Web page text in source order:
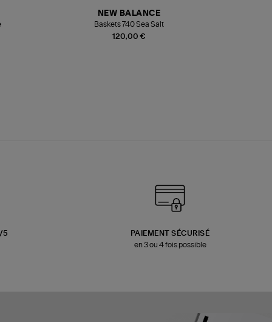
120,00 €
NEW BALANCE
Baskets 740 Sea Salt
5
PAIEMENT SÉCURISÉ
en 3 ou 4 fois possible